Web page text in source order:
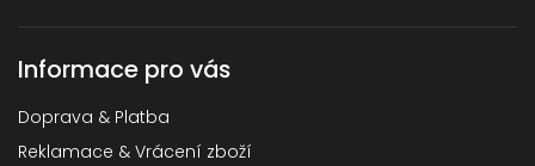
Informace pro vás
Doprava & Platba
Reklamace & Vrácení zboží